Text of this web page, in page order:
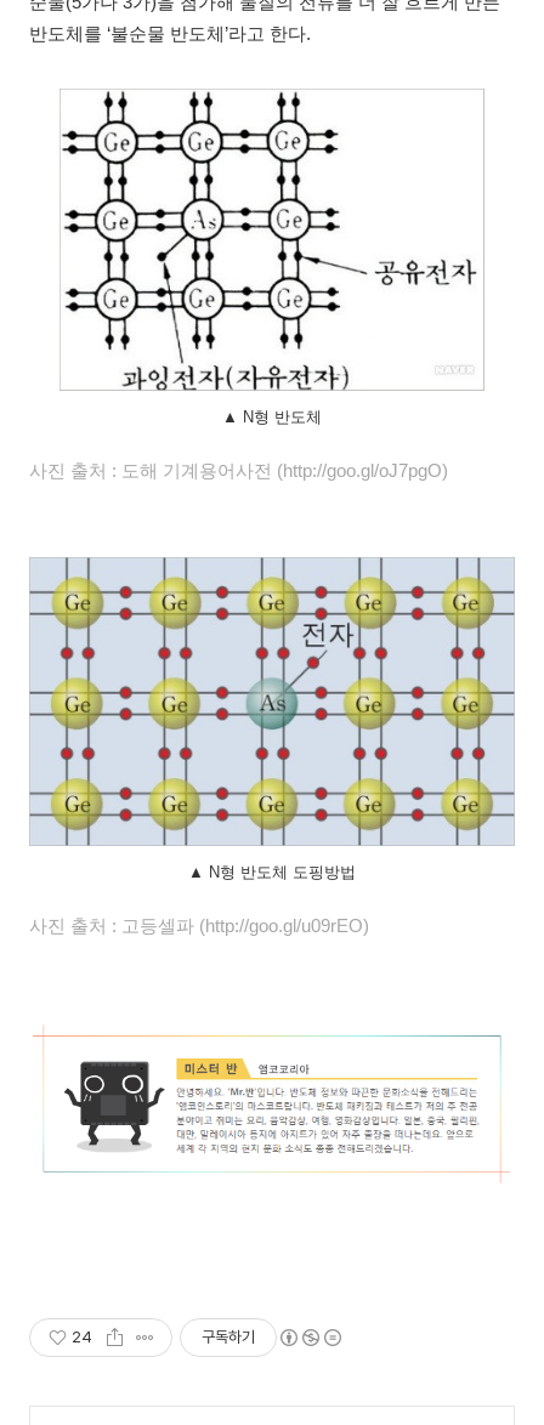
반도체를 ‘불순물 반도체’라고 한다.
▲ N형 반도체
사진 출처 : 도해 기계용어사전 (http://goo.gl/oJ7pgO)
▲ N형 반도체 도핑방법
사진 출처 : 고등셀파 (http://goo.gl/u09rEO)
24 구독하기